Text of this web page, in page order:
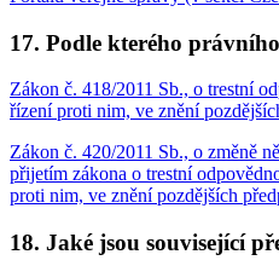
17. Podle kterého
Zákon č. 418/2011 Sb., o trestní
řízení proti nim, ve znění
Zákon č. 420/2011 Sb., o změně
přijetím zákona o trestní
proti nim, ve znění pozdějších
18. Jaké jsou související